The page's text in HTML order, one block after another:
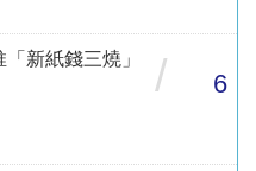
新紙錢三燒」
/ 6